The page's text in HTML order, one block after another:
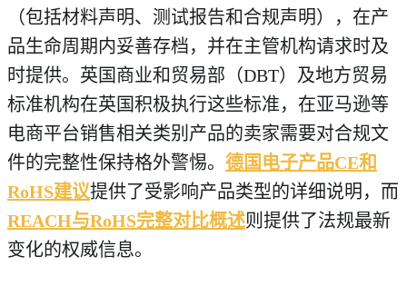
（包括材料声明、测试报告和合规声明），在产
品生命周期内妥善存档，并在主管机构请求时及
时提供。英国商业和贸易部（DBT）及地方贸易
标准机构在英国积极执行这些标准，在亚马逊等
电商平台销售相关类别产品的卖家需要对合规文
件的完整性保持格外警惕。 德国电子产品CE和
RoHS建议提供了受影响产品类型的详细说明，而
REACH与RoHS完整对比概述则提供了法规最新
变化的权威信息。